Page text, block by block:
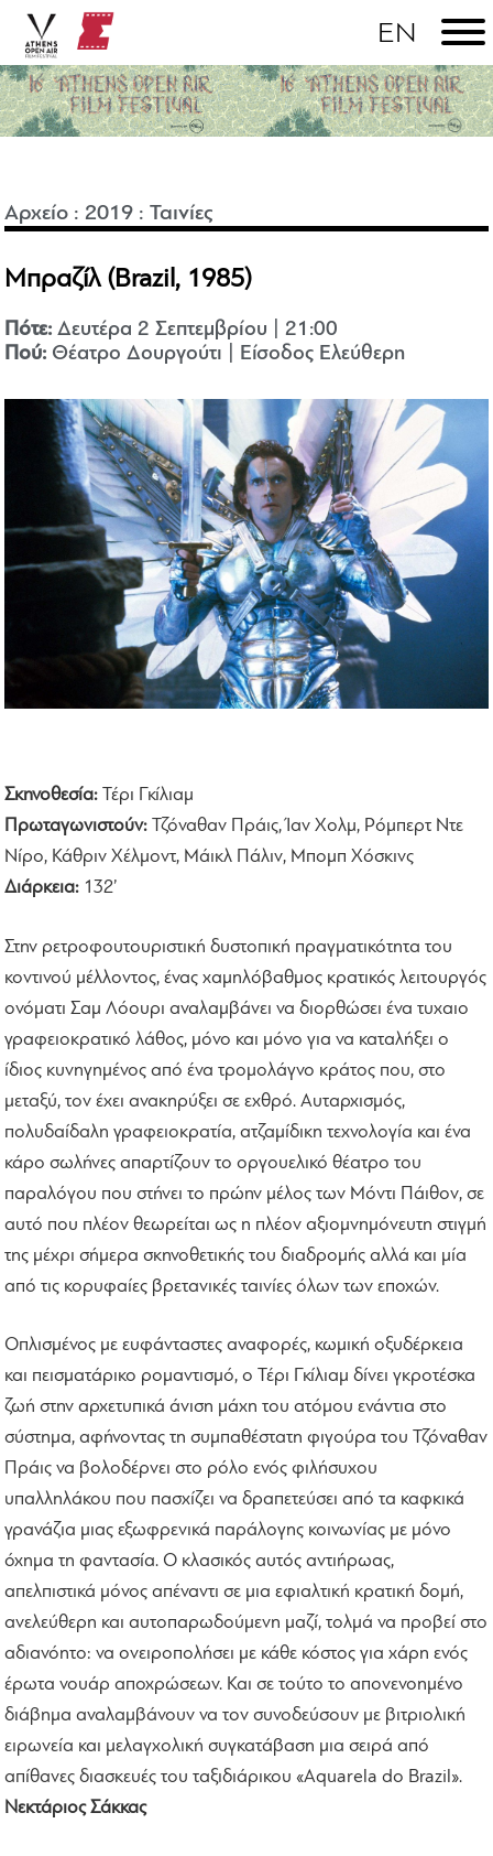
Αρχείο :2019 :Ταινίες
Μπραζίλ (Brazil, 1985)
Πότε: Δευτέρα 2 Σεπτεμβρίου | 21:00
Πού: Θέατρο Δουργούτι | Είσοδος Ελεύθερη
Σκηνοθεσία:
Τέρι Γκίλιαμ
Πρωταγωνιστούν:
Τζόναθαν Πράις, Ίαν Χολμ, Ρόμπερτ Ντε
Νίρο, Κάθριν Χέλμοντ, Μάικλ Πάλιν, Μπομπ Χόσκινς
Διάρκεια: 132’
Στην ρετροφουτουριστική δυστοπική πραγματικότητα του
κοντινού μέλλοντος, ένας χαμηλόβαθμος κρατικός λειτουργός
ονόματι Σαμ Λόουρι αναλαμβάνει να διορθώσει ένα τυχαιο
γραφειοκρατικό λάθος, μόνο και μόνο για να καταλήξει ο
ίδιος κυνηγημένος από ένα τρομολάγνο κράτος που, στο
μεταξύ, τον έχει ανακηρύξει σε εχθρό. Αυταρχισμός,
πολυδαίδαλη γραφειοκρατία, ατζαμίδικη τεχνολογία και ένα
κάρο σωλήνες απαρτίζουν το οργουελικό θέατρο του
παραλόγου που στήνει το πρώην μέλος των Μόντι Πάιθον, σε
αυτό που πλέον θεωρείται ως η πλέον αξιομνημόνευτη στιγμή
της μέχρι σήμερα σκηνοθετικής του διαδρομής αλλά και μία
από τις κορυφαίες βρετανικές ταινίες όλων των εποχών.
Οπλισμένος με ευφάνταστες αναφορές, κωμική οξυδέρκεια
και πεισματάρικο ρομαντισμό, ο Τέρι Γκίλιαμ δίνει γκροτέσκα
ζωή στην αρχετυπικά άνιση μάχη του ατόμου ενάντια στο
σύστημα, αφήνοντας τη συμπαθέστατη φιγούρα του Τζόναθαν
Πράις να βολοδέρνει στο ρόλο ενός φιλήσυχου
υπαλληλάκου που πασχίζει να δραπετεύσει από τα καφκικά
γρανάζια μιας εξωφρενικά παράλογης κοινωνίας με μόνο
όχημα τη φαντασία. Ο κλασικός αυτός αντιήρωας,
απελπιστικά μόνος απέναντι σε μια εφιαλτική κρατική δομή,
ανελεύθερη και αυτοπαρωδούμενη μαζί, τολμά να προβεί στο
αδιανόητο: να ονειροπολήσει με κάθε κόστος για χάρη ενός
έρωτα νουάρ αποχρώσεων. Και σε τούτο το απονενοημένο
διάβημα αναλαμβάνουν να τον συνοδεύσουν με βιτριολική
ειρωνεία και μελαγχολική συγκατάβαση μια σειρά από
απίθανες διασκευές του ταξιδιάρικου «Aquarela do Brazil».
Νεκτάριος Σάκκας